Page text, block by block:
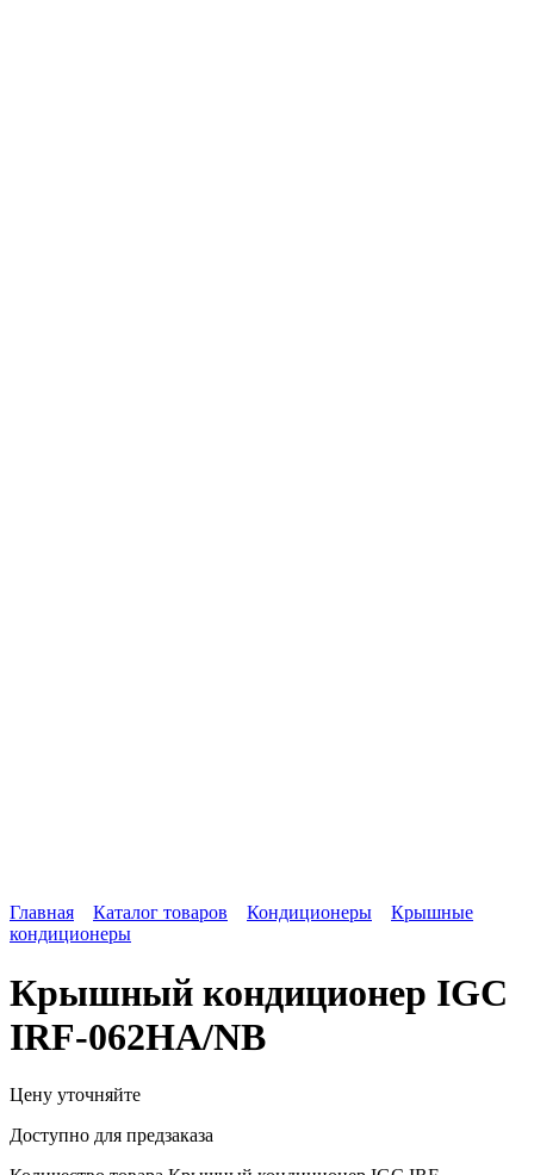
Главная Каталог товаров Кондиционеры
Крышные
кондиционеры
Крышный кондиционер IGC
IRF-062HA/NB
Цену уточняйте
Доступно для предзаказа